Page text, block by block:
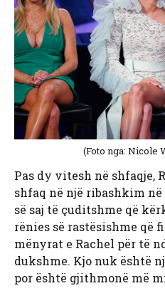
(Foto nga: Nicole
Pas dy vitesh në shfaqje,
shfaq në një ribashkim në
së saj të çuditshme që
rënies së rastësishme që
mënyrat e Rachel për të
dukshme. Kjo nuk është
por është gjithmonë më